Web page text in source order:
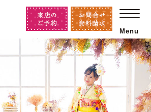
Menu